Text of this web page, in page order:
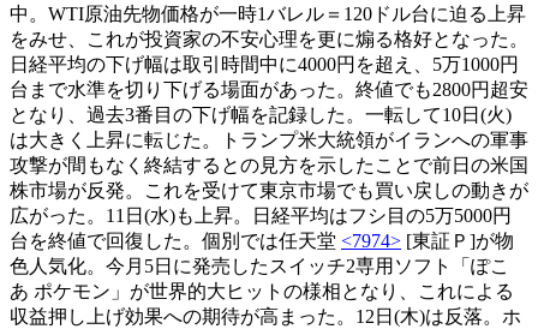
中。WTI原油先物価格が一時1バレル＝120ドル台に迫る上昇
をみせ、これが投資家の不安心理を更に煽る格好となった。
日経平均の下げ幅は取引時間中に4000円を超え、5万1000円
台まで水準を切り下げる場面があった。終値でも2800円超安
となり、過去3番目の下げ幅を記録した。一転して10日(火)
は大きく上昇に転じた。トランプ米大統領がイランへの軍事
攻撃が間もなく終結するとの見方を示したことで前日の米国
株市場が反発。これを受けて東京市場でも買い戻しの動きが
広がった。11日(水)も上昇。日経平均はフシ目の5万5000円
台を終値で回復した。個別では任天堂 <7974> [東証Ｐ]が物
色人気化。今月5日に発売したスイッチ2専用ソフト「ぽこ
あ ポケモン」が世界的大ヒットの様相となり、これによる
収益押し上げ効果への期待が高まった。12日(木)は反落。ホ